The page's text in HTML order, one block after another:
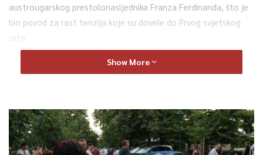
austrougarskog prestolonasljednika Franza Ferdinanda, što je
bio povod za rast tenzija koje su dovele do Prvog svjetskog
rata.
Pažnju građana izazvao je i performans sa historijskim
Deni Mešić u ulozi Gavrila Principa, izjavio je da je ovo
promocija naše historije i kulture.
Show More